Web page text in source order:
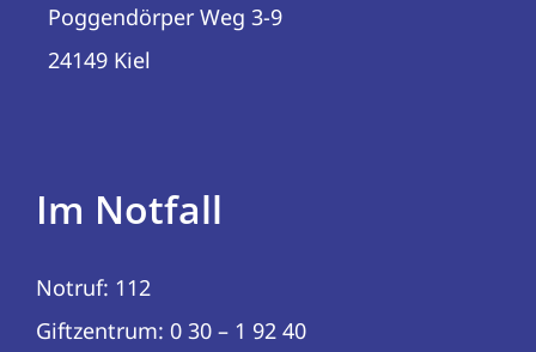
Poggendörper Weg 3-9
24149 Kiel
Im Notfall
Notruf: 112
Giftzentrum: 0 30 – 1 92 40